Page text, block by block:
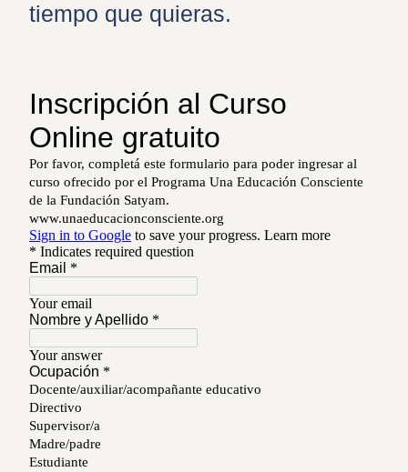
tiempo que quieras.